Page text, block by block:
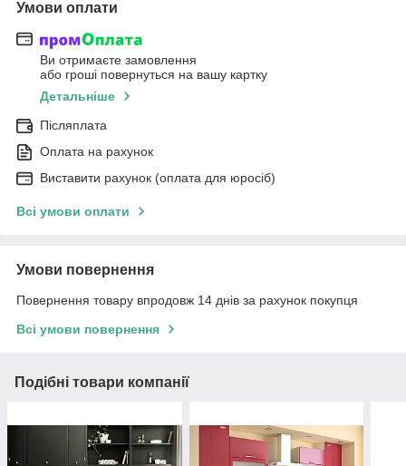
Умови оплати
Ви отримаєте замовлення
або гроші повернуться на вашу картку
Детальніше
Післяплата
Оплата на рахунок
Виставити рахунок (оплата для юросіб)
Всі умови оплати
Умови повернення
Повернення товару впродовж 14 днів за рахунок покупця
Всі умови повернення
Подібні товари компанії